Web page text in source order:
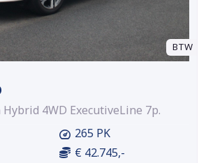
BTW
4WD ExecutiveLine 7p.
265 PK
€ 42.745,-